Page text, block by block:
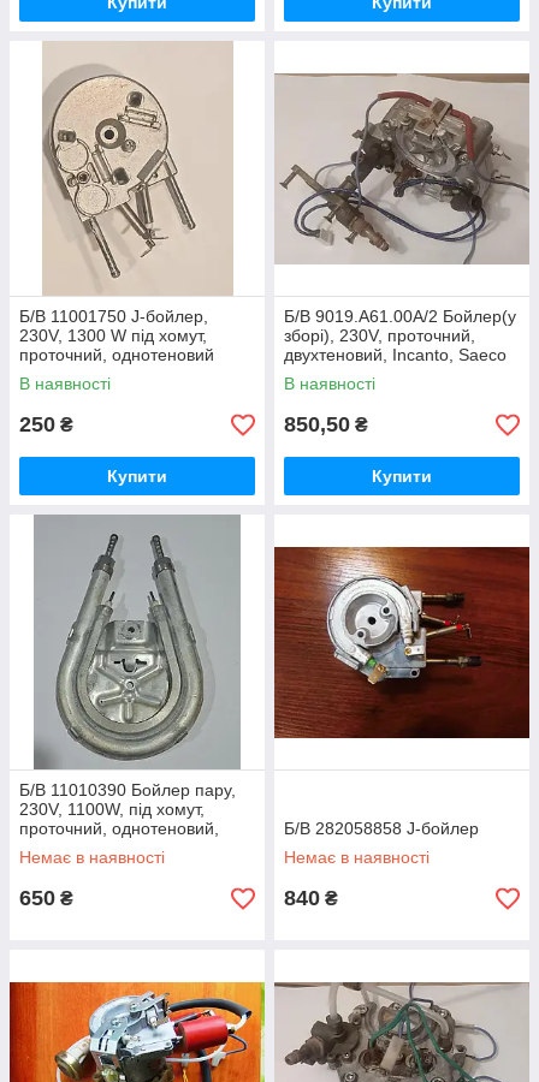
Б/В 11001750 J-бойлер,
230V, 1300 W під хомут,
проточний, однотеновий
В наявності
250 ₴
Купити
Б/В 9019.А61.00А/2 Бойлер(у
зборі), 230V, проточний,
двухтеновий, Incanto, Saeco
В наявності
850,50 ₴
Купити
Б/В 11010390 Бойлер пару,
230V, 1100W, під хомут,
проточний, однотеновий,
Roayl
Немає в наявності
650 ₴
Б/В 282058858 J-бойлер
Немає в наявності
840 ₴